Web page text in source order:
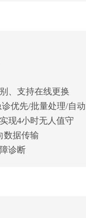
、支持在线更换
诊优先/批量处理/自
现4小时无人值守
数据传输
诊断